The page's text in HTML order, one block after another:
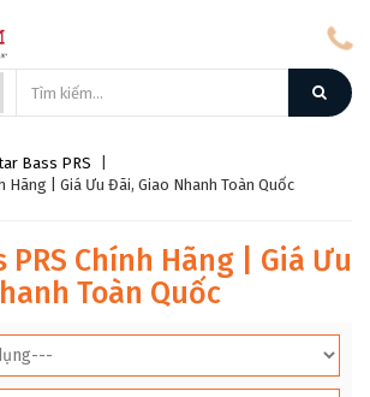
Bass PRS
Hãng | Giá Ưu Đãi, Giao Nhanh Toàn Quốc
PRS Chính Hãng | Giá Ưu
Toàn Quốc